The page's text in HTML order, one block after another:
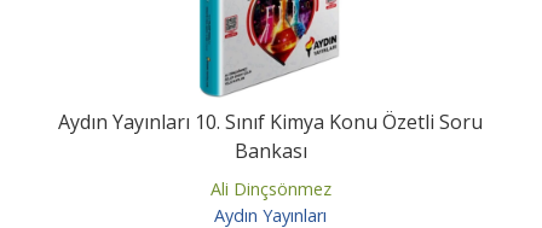
Aydın Yayınları 10. Sınıf Kimya Konu Özetli Soru
Bankası
Ali Dinçsönmez
Aydın Yayınları